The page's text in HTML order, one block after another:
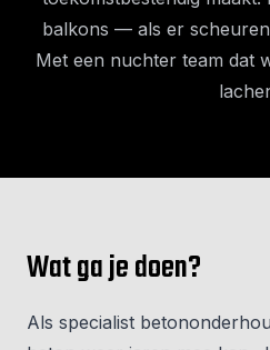
balkons — als er
Met een nuchter team dat
Wat ga je doen?
Als specialist